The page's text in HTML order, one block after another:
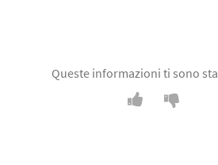
Queste informazioni ti sono